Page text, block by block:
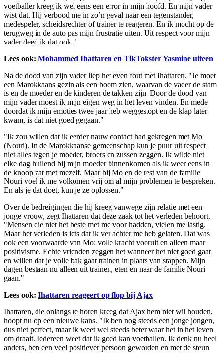
voetballer kreeg ik wel eens een error in mijn hoofd. En mijn vader
wist dat. Hij verbood me in zo’n geval naar een tegenstander,
medespeler, scheidsrechter of trainer te reageren. En ik mocht op de
terugweg in de auto pas mijn frustratie uiten. Uit respect voor mijn
vader deed ik dat ook."
Lees ook: Mohammed Ihattaren en TikTokster Yasmine uiteen
Na de dood van zijn vader liep het even fout met Ihattaren. "Je moet
een Marokkaans gezin als een boom zien, waarvan de vader de stam
is en de moeder en de kinderen de takken zijn. Door de dood van
mijn vader moest ik mijn eigen weg in het leven vinden. En mede
doordat ik mijn emoties twee jaar heb weggestopt en de klap later
kwam, is dat niet goed gegaan."
"Ik zou willen dat ik eerder nauw contact had gekregen met Mo
(Nouri). In de Marokkaanse gemeenschap kun je puur uit respect
niet alles tegen je moeder, broers en zussen zeggen. Ik wilde niet
elke dag huilend bij mijn moeder binnenkomen als ik weer eens in
de knoop zat met mezelf. Maar bij Mo en de rest van de familie
Nouri voel ik me volkomen vrij om al mijn problemen te bespreken.
En als je dat doet, kun je ze oplossen."
Over de bedreigingen die hij kreeg vanwege zijn relatie met een
jonge vrouw, zegt Ihattaren dat deze zaak tot het verleden behoort.
"Mensen die niet het beste met me voor hadden, vielen me lastig.
Maar het verleden is iets dat ik ver achter me heb gelaten. Dat was
ook een voorwaarde van Mo: volle kracht vooruit en alleen maar
positivisme. Echte vrienden zeggen het wanneer het niet goed gaat
en willen dat je volle bak gaat trainen in plaats van stappen. Mijn
dagen bestaan nu alleen uit trainen, eten en naar de familie Nouri
gaan."
Lees ook: Ihattaren reageert op flop bij Ajax
Ihattaren, die onlangs te horen kreeg dat Ajax hem niet wil houden,
hoopt nu op een nieuwe kans. "Ik ben nog steeds een jonge jongen,
dus niet perfect, maar ik weet wel steeds beter waar het in het leven
om draait. Iedereen weet dat ik goed kan voetballen. Ik denk nu heel
anders, ben een veel positiever persoon geworden en met de steun